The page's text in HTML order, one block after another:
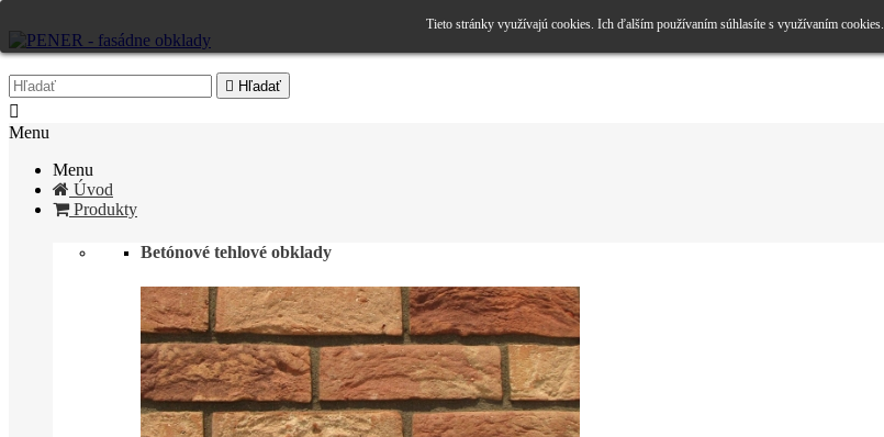
 Hľadať
Tieto stránky využívajú cookies. Ich ďalším používaním súhlasíte s využívaním cookies.

Menu
Menu
Úvod
Produkty
Betónové tehlové obklady